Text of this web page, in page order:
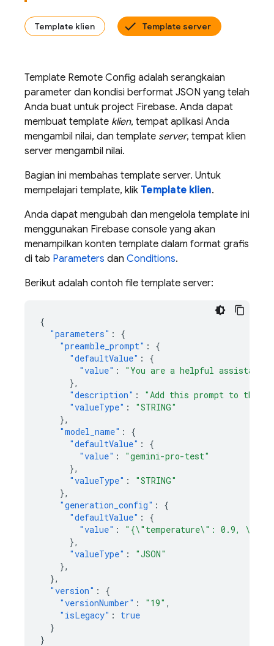
Template klien Template server
Template Remote Config adalah serangkaian
parameter dan kondisi berformat JSON yang telah
Anda buat untuk project Firebase. Anda dapat
membuat template klien, tempat aplikasi Anda
mengambil nilai, dan template server, tempat klien
server mengambil nilai.
Bagian ini membahas template server. Untuk
mempelajari template, klik Template klien.
Anda dapat mengubah dan mengelola template ini
menggunakan Firebase console yang akan
menampilkan konten template dalam format grafis
di tab Parameters dan Conditions.
Berikut adalah contoh file template server:
{
"parameters" :
{
"preamble_prompt" :
{
"defaultValue" :
{
"value" :
"You are a helpful assistant
},
"description" :
"Add this prompt to the
"valueType" :
"STRING"
},
"model_name" :
{
"defaultValue" :
{
"value" :
"gemini-pro-test"
},
"valueType" :
"STRING"
},
"generation_config" :
{
"defaultValue" :
{
"value" :
"{\"temperature\": 0.9,
},
"valueType" :
"JSON"
},
},
"version" :
{
"versionNumber" : "19" ,
"isLegacy" :
true
}
}